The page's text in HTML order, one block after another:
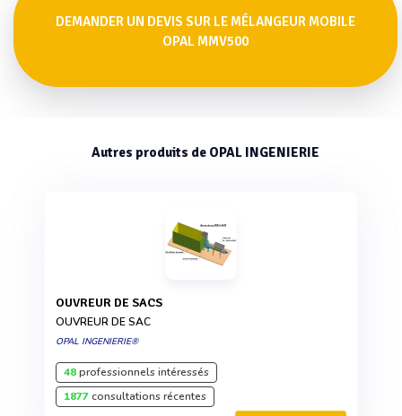
DEMANDER UN DEVIS SUR LE MÉLANGEUR MOBILE
OPAL MMV500
Autres produits de OPAL INGENIERIE
OUVREUR DE SACS
OUVREUR DE SAC
OPAL INGENIERIE®
48professionnels intéressés
1877consultations récentes